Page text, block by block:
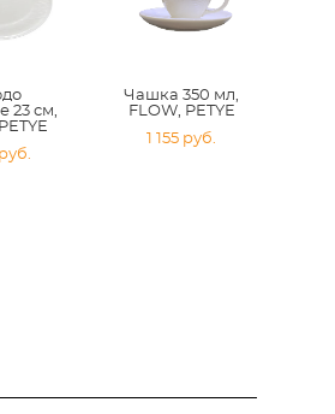
23 см,
Чашка 350 мл,
FLOW, PETYE
1 155 pуб.